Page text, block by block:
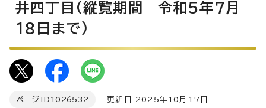
井四丁目(縦覧期間 令和5年7月
18日まで)
ページID 1026532 更新日 2025年10月17日